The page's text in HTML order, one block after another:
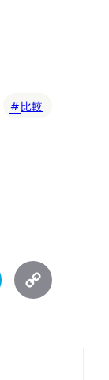
比較
Hatena